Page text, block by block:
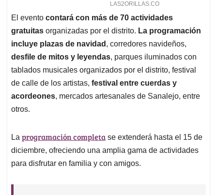
El evento contará con más de 70 actividades
gratuitas organizadas por el distrito. La programación
incluye plazas de navidad , corredores navideños,
desfile de mitos y leyendas, parques iluminados con
tablados musicales organizados por el distrito, festival
de calle de los artistas, festival entre cuerdas y
acordeones, mercados artesanales de Sanalejo, entre
otros.
La programación completa se extenderá hasta el 15 de
diciembre, ofreciendo una amplia gama de actividades
para disfrutar en familia y con amigos.